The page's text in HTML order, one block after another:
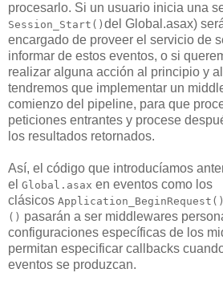
procesarlo. Si un usuario inicia una
Session_Start() del Global.asax)
encargado de proveer el servicio de
informar de estos eventos, o si
realizar alguna acción al principio y
tendremos que implementar un
comienzo del pipeline, para que
peticiones entrantes y procese
los resultados retornados.
Así, el código que introducíamos
el Global.asax en eventos como los
clásicos Application_BeginRequest()
() pasarán a ser middlewares
configuraciones específicas de los
permitan especificar callbacks
eventos se produzcan.